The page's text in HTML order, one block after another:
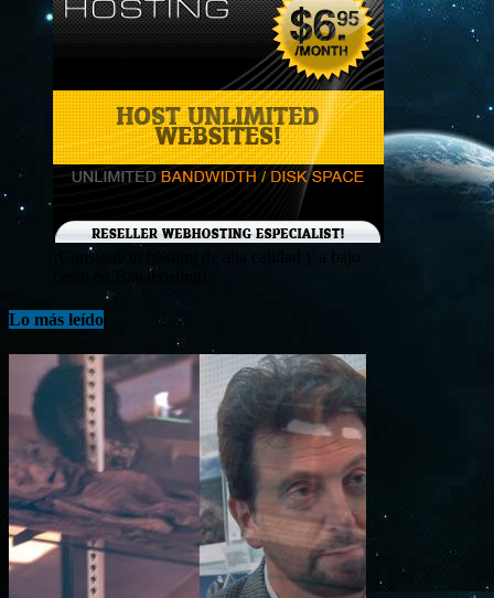
¡Consigue tu hosting de alta calidad y a bajo
costo en Banahosting!
Lo más leído